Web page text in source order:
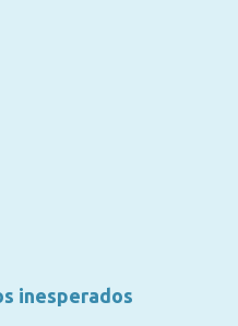
inesperados